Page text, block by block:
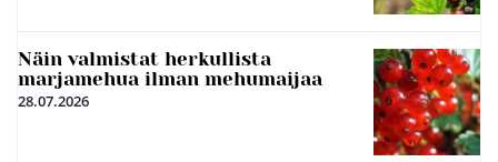
Näin valmistat herkullista
marjamehua ilman mehumaijaa
28.07.2026